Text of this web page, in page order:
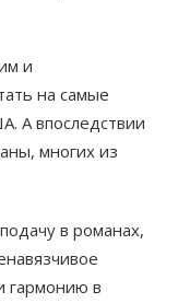
и
на самые
А впоследствии
многих из
в романах,
гармонию в